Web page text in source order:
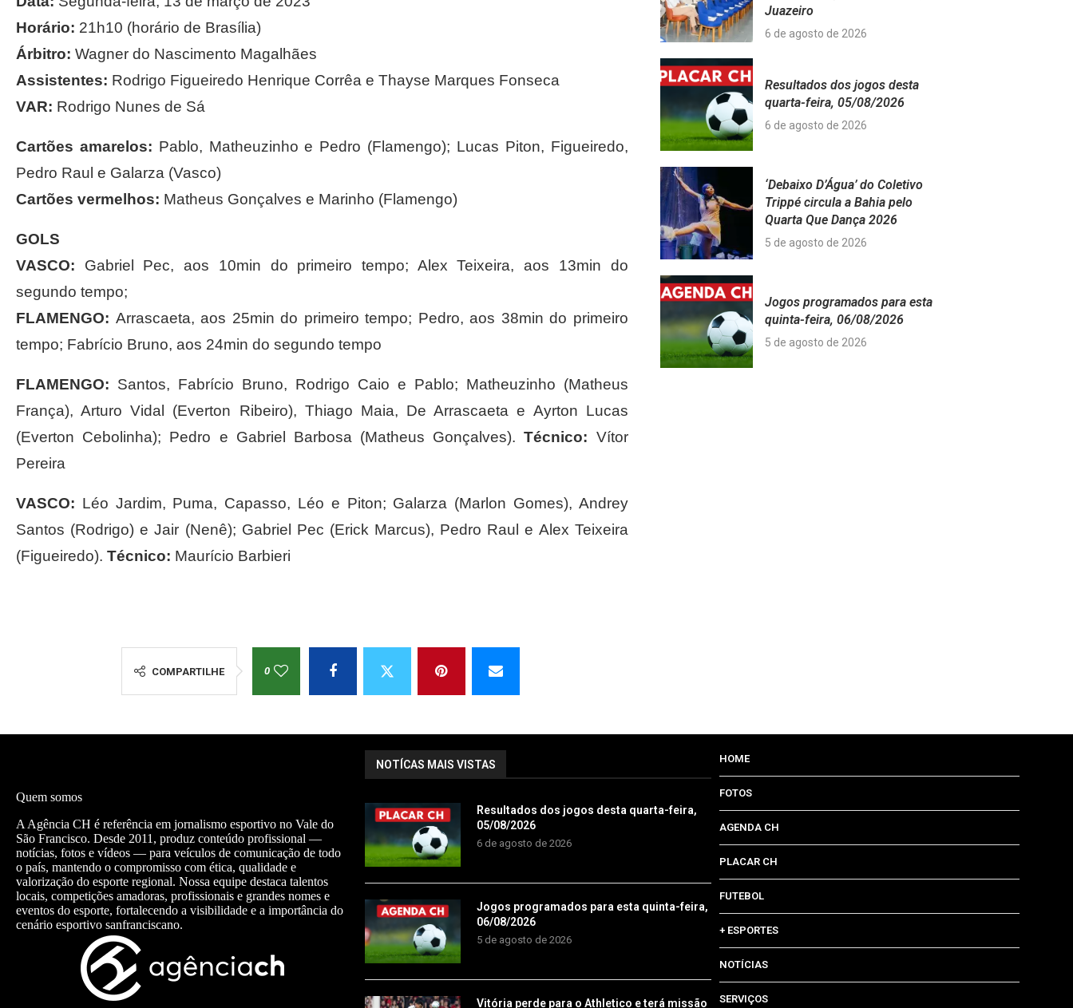
Horário: 21h10 (horário de Brasília)
Árbitro: Wagner do Nascimento Magalhães
Assistentes: Rodrigo Figueiredo Henrique Corrêa e Thayse Marques Fonseca
VAR: Rodrigo Nunes de Sá
Cartões amarelos: Pablo, Matheuzinho e Pedro (Flamengo); Lucas Piton, Figueiredo,
Pedro Raul e Galarza (Vasco)
Cartões vermelhos: Matheus Gonçalves e Marinho (Flamengo)
GOLS
VASCO: Gabriel Pec, aos 10min do primeiro tempo; Alex Teixeira, aos 13min do
segundo tempo;
FLAMENGO: Arrascaeta, aos 25min do primeiro tempo; Pedro, aos 38min do primeiro
tempo; Fabrício Bruno, aos 24min do segundo tempo
FLAMENGO: Santos, Fabrício Bruno, Rodrigo Caio e Pablo; Matheuzinho (Matheus
França), Arturo Vidal (Everton Ribeiro), Thiago Maia, De Arrascaeta e Ayrton Lucas
(Everton Cebolinha); Pedro e Gabriel Barbosa (Matheus Gonçalves).Técnico: Vítor
Pereira
VASCO: Léo Jardim, Puma, Capasso, Léo e Piton; Galarza (Marlon Gomes), Andrey
Santos (Rodrigo) e Jair (Nenê); Gabriel Pec (Erick Marcus), Pedro Raul e Alex Teixeira
(Figueiredo). Técnico: Maurício Barbieri
COMPARTILHE 0
Juazeiro
6 de agosto de 2026
Resultados dos jogos desta
quarta-feira, 05/08/2026
6 de agosto de 2026
‘Debaixo D’Água’ do Coletivo
Trippé circula a Bahia pelo
Quarta Que Dança 2026
5 de agosto de 2026
Jogos programados para esta
quinta-feira, 06/08/2026
5 de agosto de 2026
Quem somos
A Agência CH é referência em jornalismo esportivo no Vale do
São Francisco. Desde 2011, produz conteúdo profissional —
notícias, fotos e vídeos — para veículos de comunicação de todo
o país, mantendo o compromisso com ética, qualidade e
valorização do esporte regional. Nossa equipe destaca talentos
locais, competições amadoras, profissionais e grandes nomes e
eventos do esporte, fortalecendo a visibilidade e a importância do
cenário esportivo sanfranciscano.
NOTÍCAS MAIS VISTAS
Resultados dos jogos desta quarta-feira,
05/08/2026
6 de agosto de 2026
Jogos programados para esta quinta-feira,
06/08/2026
5 de agosto de 2026
Vitória perde para o Athletico e terá missão
HOME
FOTOS
AGENDA CH
PLACAR CH
FUTEBOL
+ ESPORTES
NOTÍCIAS
SERVIÇOS